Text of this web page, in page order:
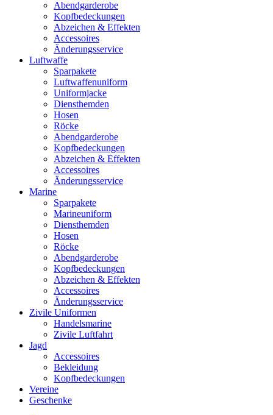
Abendgarderobe
Kopfbedeckungen
Abzeichen & Effekten
Accessoires
Änderungsservice
Luftwaffe
Sparpakete
Luftwaffenuniform
Uniformjacke
Diensthemden
Hosen
Röcke
Abendgarderobe
Kopfbedeckungen
Abzeichen & Effekten
Accessoires
Änderungsservice
Marine
Sparpakete
Marineuniform
Diensthemden
Hosen
Röcke
Abendgarderobe
Kopfbedeckungen
Abzeichen & Effekten
Accessoires
Änderungsservice
Zivile Uniformen
Handelsmarine
Zivile Luftfahrt
Jagd
Accessoires
Bekleidung
Kopfbedeckungen
Vereine
Geschenke